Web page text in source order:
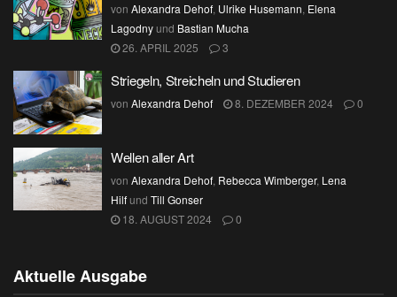
von Alexandra Dehof, Ulrike Husemann, Elena
Lagodnyund Bastian Mucha
26. APRIL 2025
3
Striegeln, Streicheln und Studieren
von Alexandra Dehof 8. DEZEMBER 2024 0
Wellen aller Art
von Alexandra Dehof, Rebecca Wimberger, Lena
Hilfund Till Gonser
18. AUGUST 2024
0
Aktuelle Ausgabe